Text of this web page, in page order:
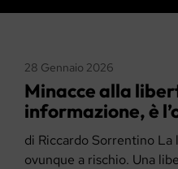
28 Gennaio 2026
Minacce alla
informazione, è
di Riccardo Sorrentino
ovunque a rischio. Una